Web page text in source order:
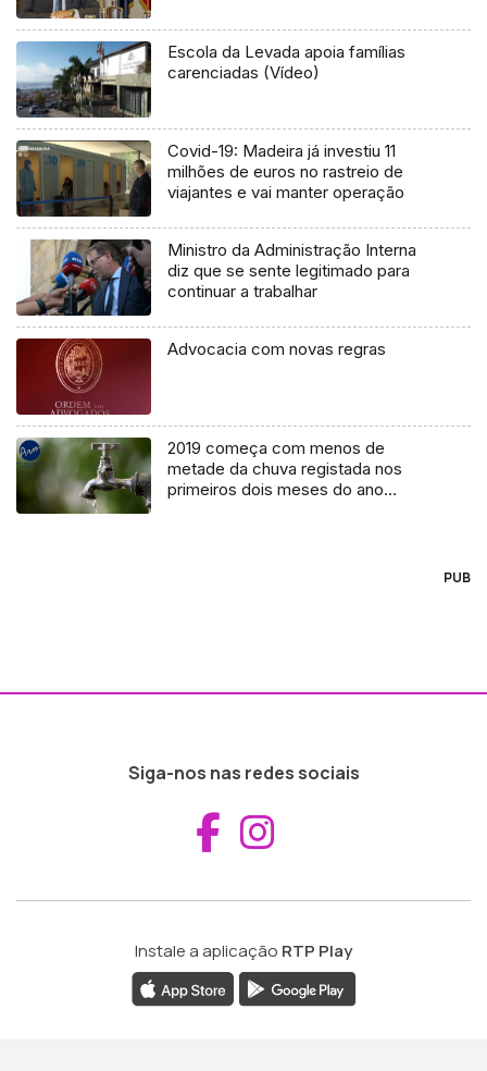
Escola da Levada apoia famílias
carenciadas (Vídeo)
Covid-19: Madeira já investiu 11
milhões de euros no rastreio de
viajantes e vai manter operação
Ministro da Administração Interna
diz que se sente legitimado para
continuar a trabalhar
Advocacia com novas regras
2019 começa com menos de
metade da chuva registada nos
primeiros dois meses do ano
PUB
Siga-nos nas redes sociais
Aceder ao
Instale a aplicação RTP Play